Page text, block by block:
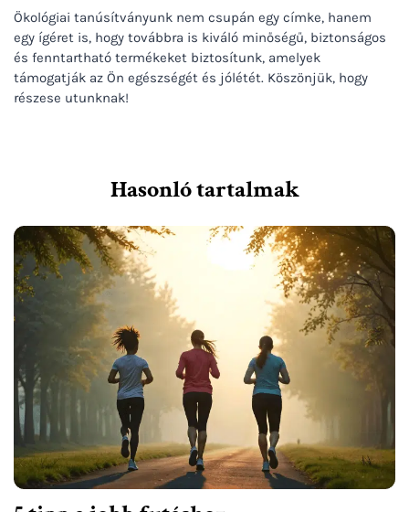
Ökológiai tanúsítványunk nem csupán egy címke, hanem
egy ígéret is, hogy továbbra is kiváló minőségű, biztonságos
és fenntartható termékeket biztosítunk, amelyek
támogatják az Ön egészségét és jólétét. Köszönjük, hogy
részese utunknak!
Hasonló tartalmak